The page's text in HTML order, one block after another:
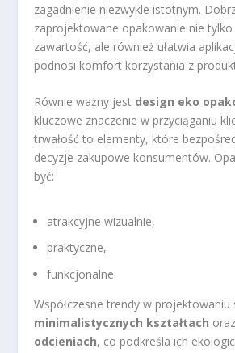
zagadnienie niezwykle istotnym.
zaprojektowane opakowanie nie tylko
zawartość, ale również ułatwia
podnosi komfort korzystania z
Równie ważny jest design eko
kluczowe znaczenie w przyciąganiu
trwałość to elementy, które
decyzje zakupowe konsumentów.
być:
atrakcyjne wizualnie,
praktyczne,
funkcjonalne.
Współczesne trendy w projektowaniu
minimalistycznych kształtach oraz
odcieniach, co podkreśla ich